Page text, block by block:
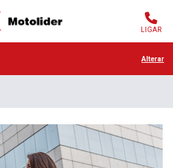
LIGAR
Alterar